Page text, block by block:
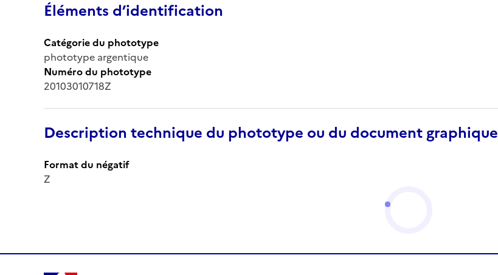
Éléments d’identification
Catégorie du phototype
phototype argentique
Numéro du phototype
20103010718Z
Description technique du phototype ou du document graphique
Format du négatif
Z